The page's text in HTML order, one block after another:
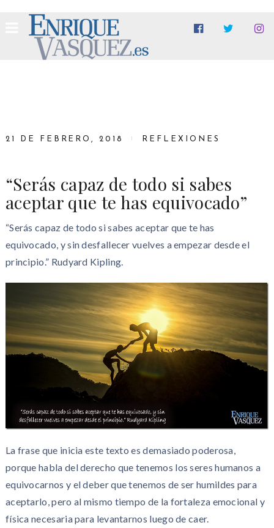
21 DE FEBRERO, 2018 REFLEXIONES
“Serás capaz de todo si sabes
aceptar que te has equivocado”
“Serás capaz de todo si sabes aceptar que te has
equivocado, y sin desfallecer vuelves a empezar desde el
principio.” Rudyard Kipling.
La frase que inicia este texto es demasiado poderosa,
porque habla del derecho que tenemos los seres humanos a
equivocarnos y el deber que tenemos de ser humildes para
aceptarlo, pero al mismo tiempo de la fortaleza emocional y
física necesaria para levantarnos luego de caer.